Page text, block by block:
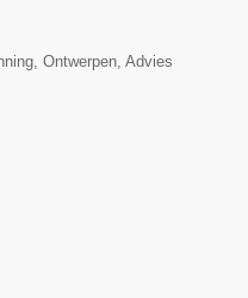
Ontwerpen, Advies